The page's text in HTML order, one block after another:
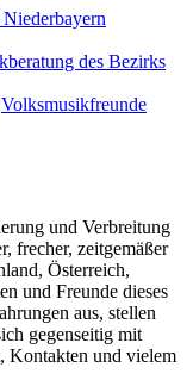
des Bezirks
Volksmusikfreunde
und Verbreitung
frecher, zeitgemäßer
Österreich,
und Freunde dieses
aus, stellen
gegenseitig mit
Kontakten und vielem